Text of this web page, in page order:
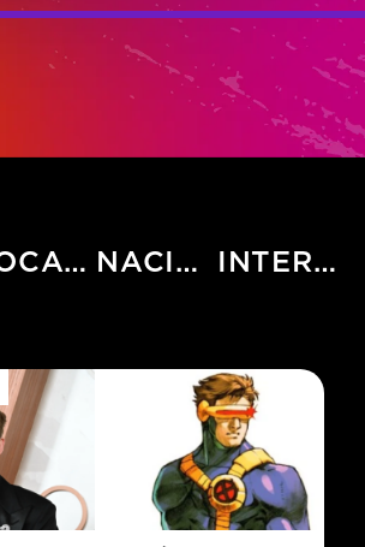
LOCALES NACIONALES INTERNACIONALES